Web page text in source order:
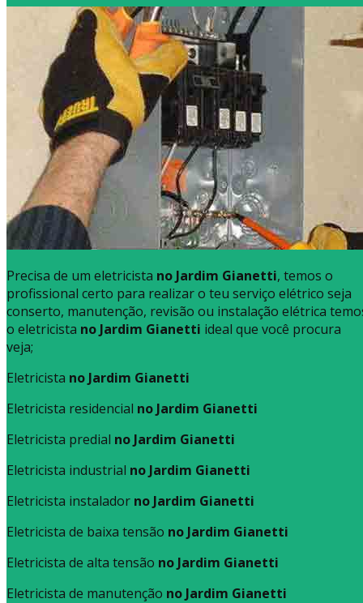
Precisa de um eletricista no Jardim Gianetti, temos o
profissional certo para realizar o teu serviço elétrico seja
conserto, manutenção, revisão ou instalação elétrica
o eletricista no Jardim Gianetti ideal que você procura
veja;
Eletricista no Jardim Gianetti
Eletricista residencial no Jardim Gianetti
Eletricista predial no Jardim Gianetti
Eletricista industrial no Jardim Gianetti
Eletricista instalador no Jardim Gianetti
Eletricista de baixa tensão no Jardim Gianetti
Eletricista de alta tensão no Jardim Gianetti
Eletricista de manutenção no Jardim Gianetti